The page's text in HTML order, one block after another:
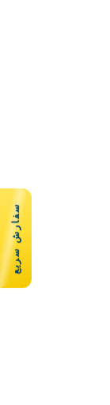
سفارش سریع